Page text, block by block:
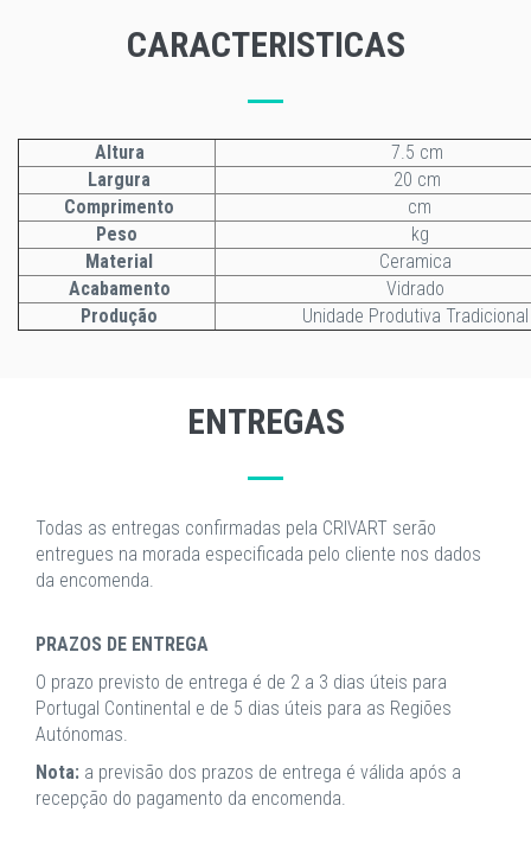
CARACTERISTICAS
Altura
7.5 cm
Largura
20 cm
Comprimento
cm
Peso
kg
Material
Ceramica
Acabamento
Vidrado
Produção
Unidade Produtiva Tradicional
ENTREGAS
Todas as entregas confirmadas pela CRIVART serão
entregues na morada especificada pelo cliente nos dados
da encomenda.
PRAZOS DE ENTREGA
O prazo previsto de entrega é de 2 a 3 dias úteis para
Portugal Continental e de 5 dias úteis para as Regiões
Autónomas.
Nota: a previsão dos prazos de entrega é válida após a
recepção do pagamento da encomenda.